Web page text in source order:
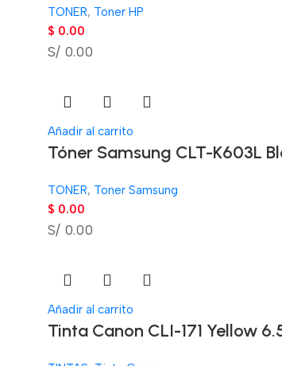
TONER, Toner HP
$ 0.00
S/ 0.00
Añadir al carrito
Tóner Samsung CLT-K603L
TONER, Toner Samsung
$ 0.00
S/ 0.00
Añadir al carrito
Tinta Canon CLI-171 Yellow